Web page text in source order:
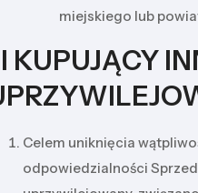
miejskiego lub
KUPUJĄCY
Celem uniknięcia
odpowiedzialności